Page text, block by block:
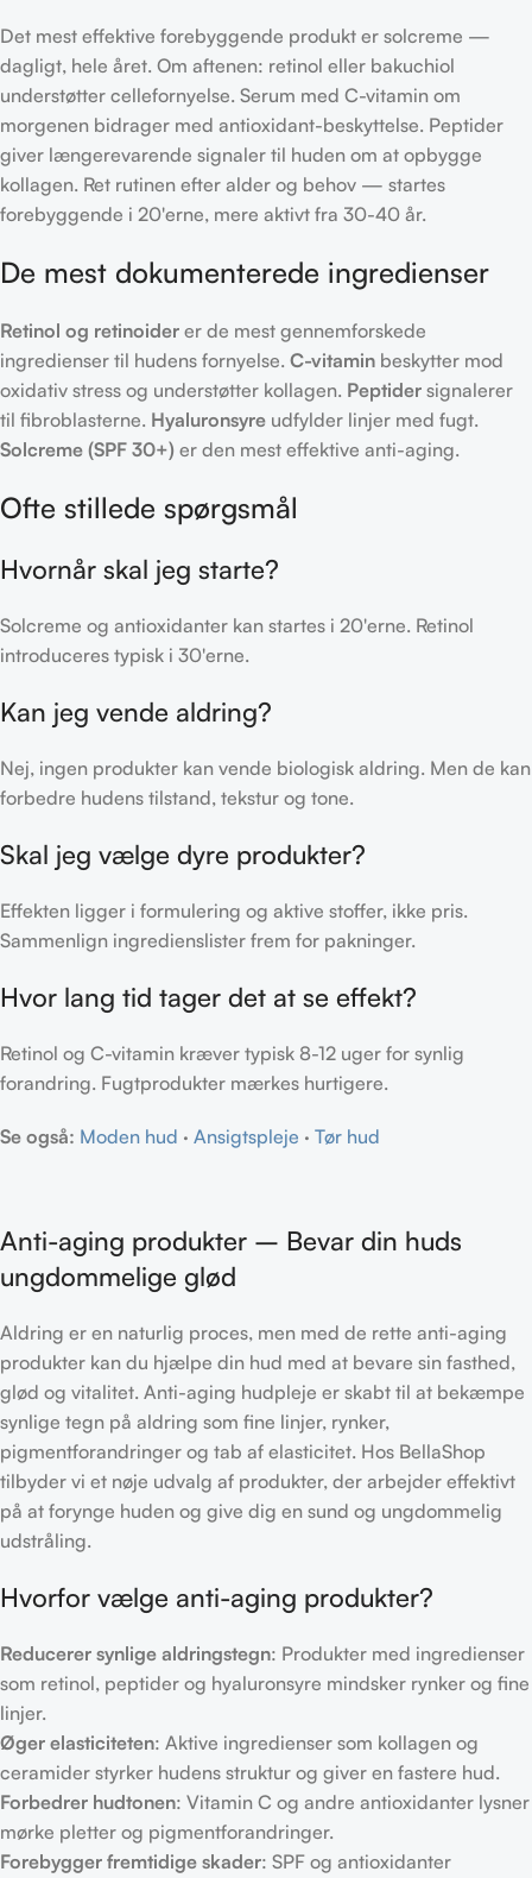
Det mest effektive forebyggende produkt er solcreme —
dagligt, hele året. Om aftenen: retinol eller bakuchiol
understøtter cellefornyelse. Serum med C-vitamin om
morgenen bidrager med antioxidant-beskyttelse. Peptider
giver længerevarende signaler til huden om at opbygge
kollagen. Ret rutinen efter alder og behov — startes
forebyggende i 20'erne, mere aktivt fra 30-40 år.
De mest dokumenterede ingredienser
Retinol og retinoider er de mest gennemforskede
ingredienser til hudens fornyelse. C-vitamin beskytter mod
oxidativ stress og understøtter kollagen. Peptider signalerer
til fibroblasterne. Hyaluronsyre udfylder linjer med fugt.
Solcreme (SPF 30+) er den mest effektive anti-aging.
Ofte stillede spørgsmål
Hvornår skal jeg starte?
Solcreme og antioxidanter kan startes i 20'erne. Retinol
introduceres typisk i 30'erne.
Kan jeg vende aldring?
Nej, ingen produkter kan vende biologisk aldring. Men de kan
forbedre hudens tilstand, tekstur og tone.
Skal jeg vælge dyre produkter?
Effekten ligger i formulering og aktive stoffer, ikke pris.
Sammenlign ingredienslister frem for pakninger.
Hvor lang tid tager det at se effekt?
Retinol og C-vitamin kræver typisk 8-12 uger for synlig
forandring. Fugtprodukter mærkes hurtigere.
Se også: Moden hud · Ansigtspleje · Tør hud
Anti-aging produkter – Bevar din huds
ungdommelige glød
Aldring er en naturlig proces, men med de rette anti-aging
produkter kan du hjælpe din hud med at bevare sin fasthed,
glød og vitalitet. Anti-aging hudpleje er skabt til at bekæmpe
synlige tegn på aldring som fine linjer, rynker,
pigmentforandringer og tab af elasticitet. Hos BellaShop
tilbyder vi et nøje udvalg af produkter, der arbejder effektivt
på at forynge huden og give dig en sund og ungdommelig
udstråling.
Hvorfor vælge anti-aging produkter?
Reducerer synlige aldringstegn: Produkter med ingredienser
som retinol, peptider og hyaluronsyre mindsker rynker og fine
linjer.
Øger elasticiteten: Aktive ingredienser som kollagen og
ceramider styrker hudens struktur og giver en fastere hud.
Forbedrer hudtonen: Vitamin C og andre antioxidanter lysner
mørke pletter og pigmentforandringer.
Forebygger fremtidige skader: SPF og antioxidanter